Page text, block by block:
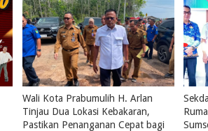
Wali Kota Prabumulih H. Arlan
Tinjau Dua Lokasi Kebakaran,
Pastikan Penanganan Cepat bagi